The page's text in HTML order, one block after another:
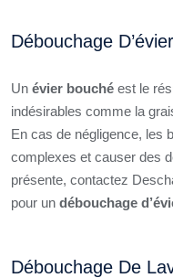
Débouchage
Un évier bouché est le
indésirables comme la
En cas de négligence, les
complexes et causer des
présente, contactez
pour un débouchage
Débouchage De